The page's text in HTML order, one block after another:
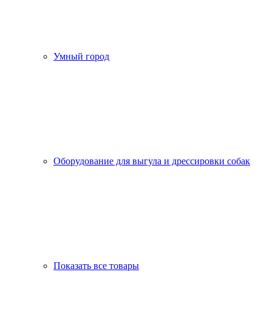
Умный город
Оборудование для выгула и дрессировки собак
Показать все товары